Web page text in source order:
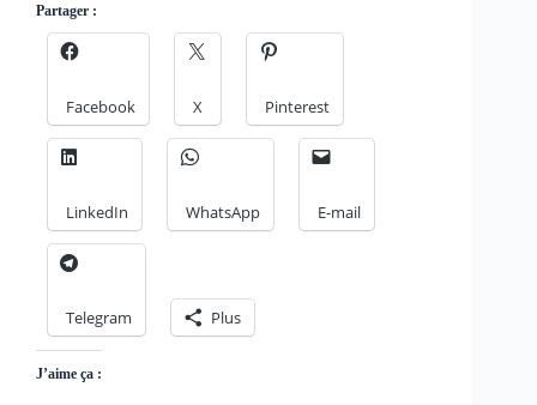
Partager :
Facebook X Pinterest
LinkedIn WhatsApp E-mail
Telegram Plus
J’aime ça :